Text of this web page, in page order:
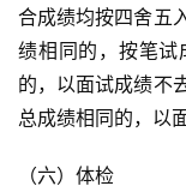
合成绩均按四舍五
绩相同的，按笔试
的，以面试成绩不
总成绩相同的，以
（六）体检